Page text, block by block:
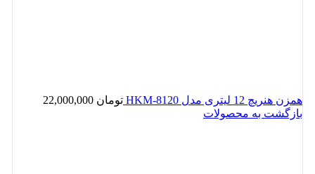
همزن هنریچ 12 لیتری مدل HKM-8120 تومان
بازگشت به محصولات